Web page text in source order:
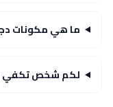
ما هي مكونات
لكم شخص تكفي